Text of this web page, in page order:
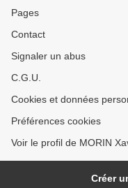
Pages
Contact
Signaler un abus
C.G.U.
Cookies et données
Préférences cookies
Voir le profil de MORIN
Créer